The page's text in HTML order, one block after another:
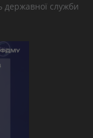
державної служби